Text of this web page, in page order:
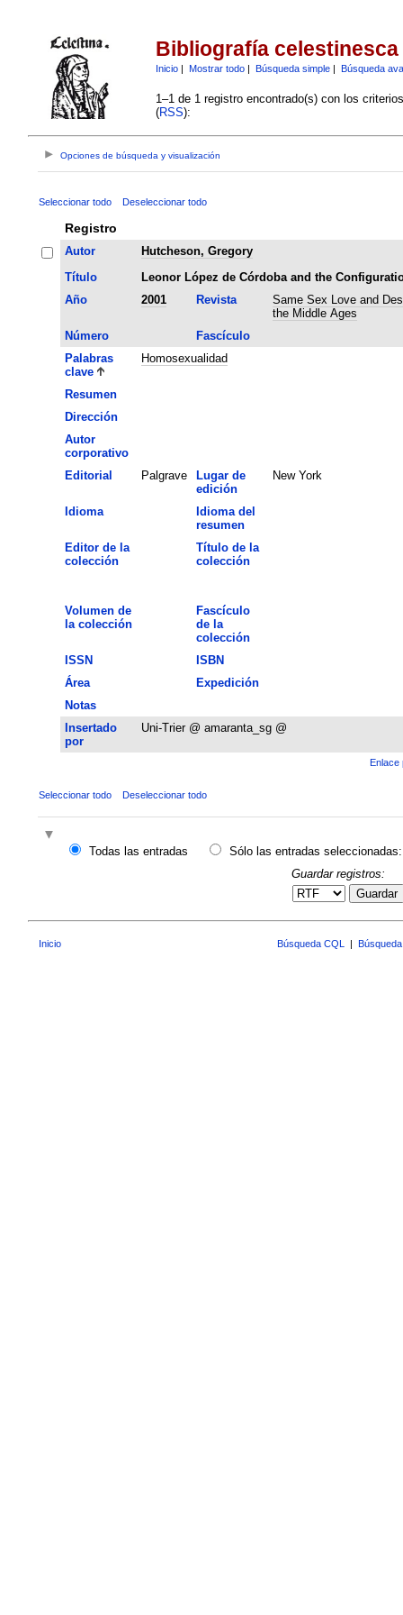
Bibliografía celestinesca
Inicio| Mostrar todo| Búsqueda simple| Búsqueda
1–1 de 1 registro encontrado(s) con los
(RSS):
Opciones de búsqueda y visualización
Seleccionar todo Deseleccionar todo
Registro
Autor
Hutcheson, Gregory
Título
Leonor López de Córdoba and the
Año
2001 Revista
Same Sex Love and
the Middle Ages
Número
Fascículo
Palabras
clave
Homosexualidad
Resumen
Dirección
Autor
corporativo
Editorial
Palgrave
Lugar de
edición
New York
Idioma
Idioma del
resumen
Editor de la
colección
Título de la
colección
Volumen de
la colección
Fascículo
de la
colección
ISSN
ISBN
Área
Expedición
Notas
Insertado
por
Uni-Trier @ amaranta_sg @
Enlace
Seleccionar todo Deseleccionar todo
Todas las entradas
Sólo las entradas seleccionadas:
Guardar registros:
Guardar
Inicio Búsqueda CQL